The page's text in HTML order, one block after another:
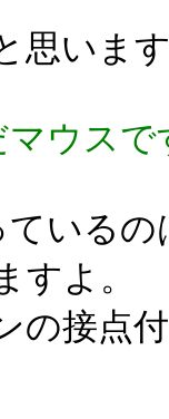
思いま
ウス
ている
すよ。
の接点